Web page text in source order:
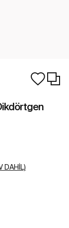
DAHIL)